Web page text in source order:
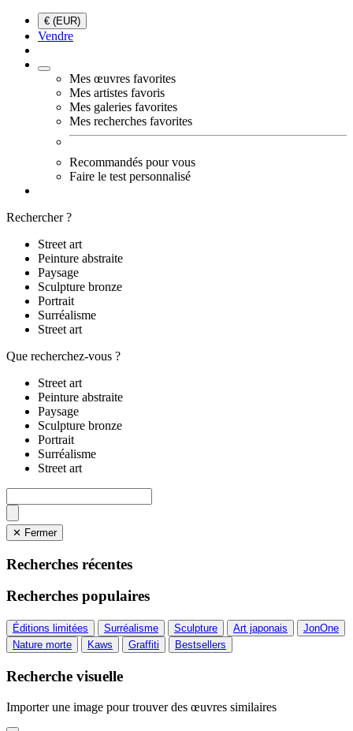
€ (EUR)
Vendre
Mes œuvres favorites
Mes artistes favoris
Mes galeries favorites
Mes recherches favorites
Recommandés pour vous
Faire le test personnalisé
Rechercher ?
Street art
Peinture abstraite
Paysage
Sculpture bronze
Portrait
Surréalisme
Street art
Que recherchez-vous ?
Street art
Peinture abstraite
Paysage
Sculpture bronze
Portrait
Surréalisme
Street art
✕ Fermer
Recherches récentes
Recherches populaires
Éditions limitées Surréalisme Sculpture Art japonais
JonOne
Nature morte
Kaws Graffiti Bestsellers
Recherche visuelle
Importer une image pour trouver des œuvres similaires